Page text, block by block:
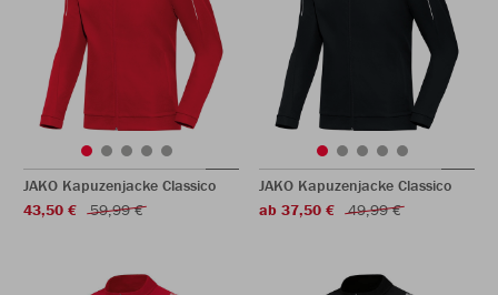
JAKO Kapuzenjacke Classico
43,50 €
59,99 €
JAKO Kapuzenjacke Classico
ab 37,50 €
49,99 €